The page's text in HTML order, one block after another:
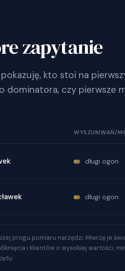
zapytanie
kto stoi na
dominatora, czy pierwsze
WYSZUKIWAŃ/
długi ogon
długi ogon
progu pomiaru narzędzi. Mierzę je
i klientów o wysokiej wartości,